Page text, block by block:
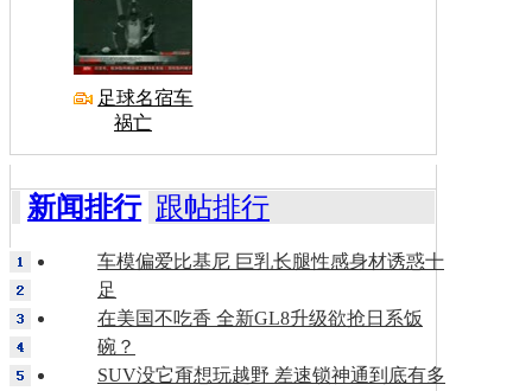
足球名宿车
祸亡
新闻排行 跟帖排行
车模偏爱比基尼 巨乳长腿性感身材诱惑十
足
在美国不吃香 全新GL8升级欲抢日系饭
碗？
SUV没它甭想玩越野 差速锁神通到底有多